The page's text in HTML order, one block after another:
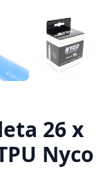
26 x
Nyco